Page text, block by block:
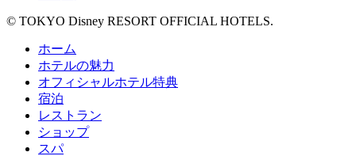
© TOKYO Disney RESORT OFFICIAL HOTELS.
ホーム
ホテルの魅力
オフィシャルホテル特典
宿泊
レストラン
ショップ
スパ